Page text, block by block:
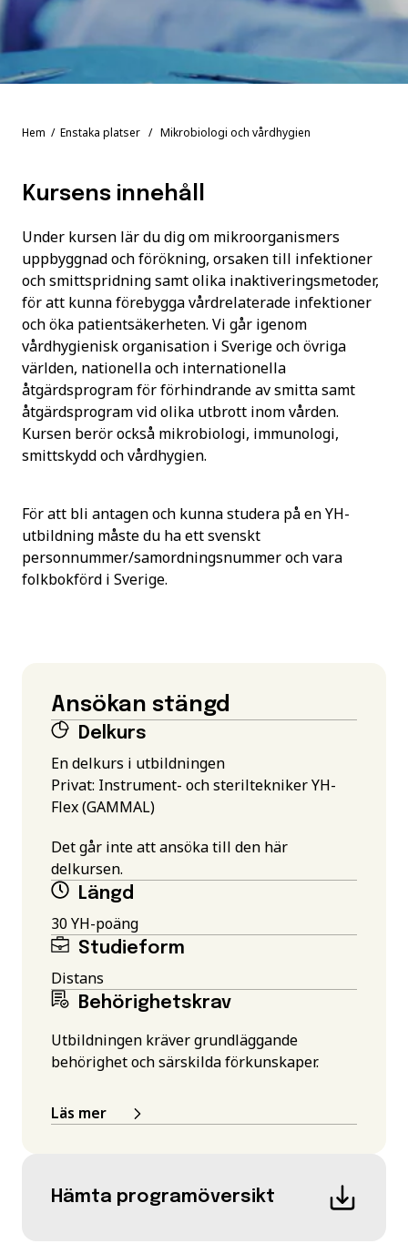
Hem / Enstaka platser / Mikrobiologi och vårdhygien
Kursens innehåll
Under kursen lär du dig om mikroorganismers
uppbyggnad och förökning, orsaken till infektioner
och smittspridning samt olika inaktiveringsmetoder,
för att kunna förebygga vårdrelaterade infektioner
och öka patientsäkerheten. Vi går igenom
vårdhygienisk organisation i Sverige och övriga
världen, nationella och internationella
åtgärdsprogram för förhindrande av smitta samt
åtgärdsprogram vid olika utbrott inom vården.
Kursen berör också mikrobiologi, immunologi,
smittskydd och vårdhygien.
För att bli antagen och kunna studera på en YH-
utbildning måste du ha ett svenskt
personnummer/samordningsnummer och vara
folkbokförd i Sverige.
Ansökan stängd
Delkurs
En delkurs i utbildningen
Privat: Instrument- och steriltekniker YH-
Flex (GAMMAL)
Det går inte att ansöka till den här
delkursen.
Längd
30 YH-poäng
Studieform
Distans
Behörighetskrav
Utbildningen kräver grundläggande
behörighet och särskilda förkunskaper.
Läs mer
Hämta programöversikt